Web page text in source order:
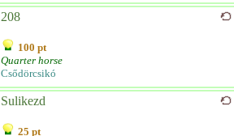
208
100 pt
Quarter horse
Csődörcsikó
Sulikezd
25 pt